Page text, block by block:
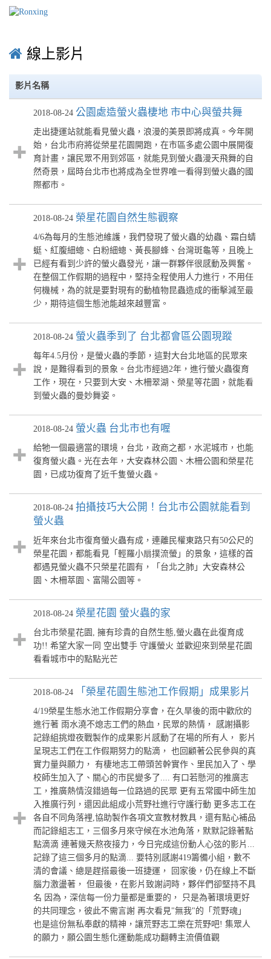
線上影片
影片名稱
2018-08-24 公園處造螢火蟲棲地 市中心與螢共舞
走出捷運站就能看見螢火蟲，浪漫的美景即將成真。今年開
始，台北市府將從榮星花園開跑，在市區多處公園中展開復
育計畫，讓民眾不用到郊區，就能見到螢火蟲漫天飛舞的自
然奇景，屆時台北市也將成為全世界唯一看得到螢火蟲的國
際都市。
2018-08-24 榮星花園自然生態觀察
4/6為每月的生態池維護，我們發現了螢火蟲的幼蟲、霜白蜻
蜓、紅腹細蟌、白粉細蟌、黃長腳蜂、台灣斑龜等，且晚上
已經有看到少許的螢火蟲發光，讓一群夥伴很感動及興奮。
在整個工作假期的過程中，堅持全程使用人力進行，不用任
何機械，為的就是要對現有的動植物昆蟲造成的衝擊減至最
少，期待這個生態池能越來越豐富。
2018-08-24 螢火蟲季到了 台北都會區公園現蹤
每年4.5月份，是螢火蟲的季節，這對大台北地區的民眾來
說，是難得看到的景象。台北市經過2年，進行螢火蟲復育
工作，現在，只要到大安、木柵翠湖、榮星等花園，就能看
到螢火蟲的曼妙舞姿。
2018-08-24 螢火蟲 台北市也有喔
給牠一個最適當的環境，台北，政商之都，水泥城市，也能
復育螢火蟲。光在去年，大安森林公園、木柵公園和榮星花
園，已成功復育了近千隻螢火蟲。
2018-08-24 拍攝技巧大公開！台北市公園就能看到
螢火蟲
近年來台北市復育螢火蟲有成，連離民權東路只有50公尺的
榮星花園，都能看見「輕羅小扇撲流螢」的景象，這樣的首
都遇見螢火蟲不只榮星花園有，「台北之肺」大安森林公
園、木柵萃園、富陽公園等。
2018-08-24 榮星花園 螢火蟲的家
台北市榮星花園, 擁有珍貴的自然生態,螢火蟲在此復育成
功!! 希望大家一同 空出雙手 守護螢火 並歡迎來到榮星花園
看看城市中的點點光芒
2018-08-24 「榮星花園生態池工作假期」成果影片
4/19榮星生態水池工作假期分享會，在久旱後的雨中歡欣的
進行著 雨水澆不熄志工們的熱血，民眾的熱情， 感謝攝影
記錄組挑燈夜戰製作的成果影片感動了在場的所有人， 影片
呈現志工們在工作假期努力的點滴， 也回顧著公民參與的真
實力量與願力， 有棲地志工帶頭苦幹實作、里民加入了、學
校師生加入了、關心的市民變多了.... 有口若懸河的推廣志
工，推廣熱情沒錯過每一位路過的民眾 更有五常國中師生加
入推廣行列，還因此組成小荒野社進行守護行動 更多志工在
各自不同角落裡,協助製作各項文宣教材教具，還有點心補品
而記錄組志工，三個多月來守候在水池角落，默默記錄著點
點滴滴 連著幾天熬夜接力，今日完成這份動人心弦的影片...
記錄了這三個多月的點滴... 要特別感謝419籌備小組，數不
清的會議、總是趕搭最後一班捷運， 回家後，仍在線上不斷
腦力激盪著， 但最後，在影片致謝詞時，夥伴們卻堅持不具
名 因為，深信每一份力量都是重要的， 只是為著環境更好
的共同理念，彼此不需言謝 再次看見"無我"的「荒野魂」
也是這份無私奉獻的精神，讓荒野志工樂在荒野吧! 集眾人
的願力，願公園生態化運動能成功翻轉主流價值觀